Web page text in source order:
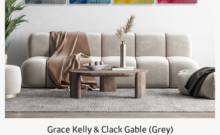
Grace Kelly & Clack Gable (Grey)